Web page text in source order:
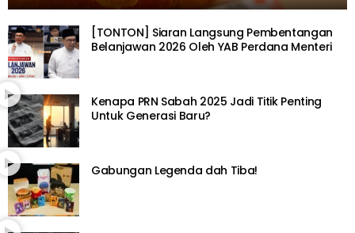
[TONTON] Siaran Langsung Pembentangan
Belanjawan 2026 Oleh YAB Perdana Menteri
Kenapa PRN Sabah 2025 Jadi Titik Penting
Untuk Generasi Baru?
Gabungan Legenda dah Tiba!